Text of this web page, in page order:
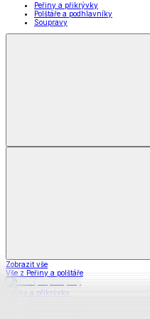
Peřiny a přikrývky
Polštáře a podhlavníky
Soupravy
Zobrazit vše
Vše z Peřiny a polštáře
Peřiny a přikrývky